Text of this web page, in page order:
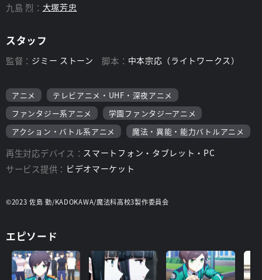
九島 烈： 大塚芳忠
スタッフ
監督： ジミー ストーン 脚本： 中本宗応（ライトワークス）
アニメ
テレビアニメ・UHF・深夜アニメ
ファンタジー系アニメ
学園ファンタジーアニメ
アクション・バトル系アニメ
魔法・異能・能力バトルアニメ
再生対応デバイス： スマートフォン・タブレット・PC
サービス提供： ビデオマーケット
©2023 佐島 勤/KADOKAWA/魔法科高校3製作委員会
エピソード